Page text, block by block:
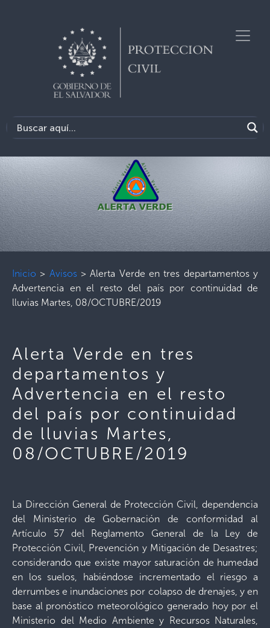
Inicio > Avisos>Alerta Verde en tres departamentos y
Advertencia en el resto del país por continuidad de
lluvias Martes, 08/OCTUBRE/2019
Alerta Verde en tres
departamentos y
Advertencia en el resto
del país por continuidad
de lluvias Martes,
08/OCTUBRE/2019
La Dirección General de Protección Civil, dependencia
del Ministerio de Gobernación de conformidad al
Artículo 57 del Reglamento General de la Ley de
Protección Civil, Prevención y Mitigación de Desastres;
considerando que existe mayor saturación de humedad
en los suelos, habiéndose incrementado el riesgo a
derrumbes e inundaciones por colapso de drenajes, y en
base al pronóstico meteorológico generado hoy por el
Ministerio del Medio Ambiente y Recursos Naturales,